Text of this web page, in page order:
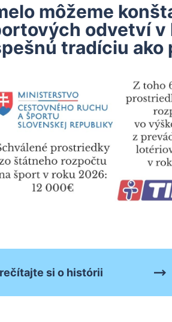
môžeme
odvetví v
tradíciu ako
si o histórii